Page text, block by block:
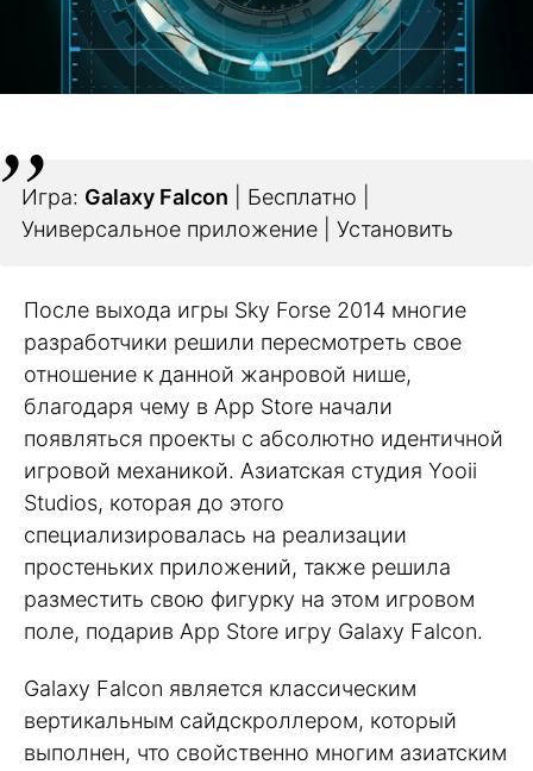
Игра: Galaxy Falcon | Бесплатно |
Универсальное приложение | Установить
После выхода игры Sky Forse 2014 многие
разработчики решили пересмотреть свое
отношение к данной жанровой нише,
благодаря чему в App Store начали
появляться проекты с абсолютно идентичной
игровой механикой. Азиатская студия Yooii
Studios, которая до этого
специализировалась на реализации
простеньких приложений, также решила
разместить свою фигурку на этом игровом
поле, подарив App Store игру Galaxy Falcon.
Galaxy Falcon является классическим
вертикальным сайдскроллером, который
выполнен, что свойственно многим азиатским